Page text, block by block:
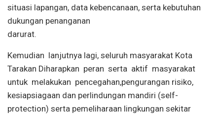
situasi lapangan, data kebencanaan, serta kebutuhan
dukungan penanganan
darurat.
Kemudian lanjutnya lagi, seluruh masyarakat Kota
Tarakan Diharapkan peran serta aktif masyarakat
untuk melakukan pencegahan,pengurangan risiko,
kesiapsiagaan dan perlindungan mandiri (self-
protection) serta pemeliharaan lingkungan sekitar